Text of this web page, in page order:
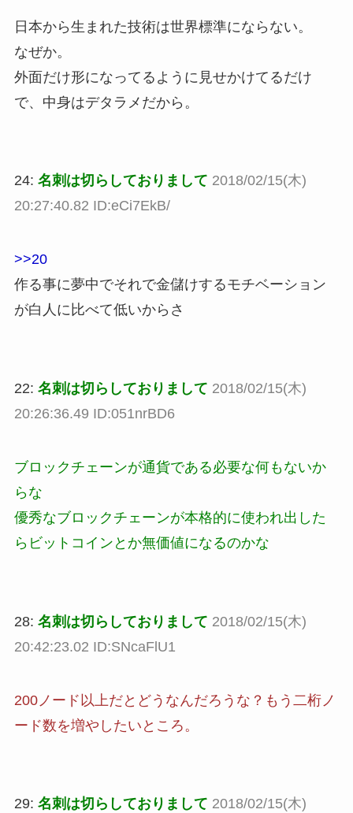
日本から生まれた技術は世界標準にならない。
なぜか。
外面だけ形になってるように見せかけてるだけ
で、中身はデタラメだから。
24: 名刺は切らしておりまして 2018/02/15(木)
20:27:40.82 ID:eCi7EkB/
>>20
作る事に夢中でそれで金儲けするモチベーション
が白人に比べて低いからさ
22: 名刺は切らしておりまして 2018/02/15(木)
20:26:36.49 ID:051nrBD6
ブロックチェーンが通貨である必要な何もないか
らな
優秀なブロックチェーンが本格的に使われ出した
らビットコインとか無価値になるのかな
28: 名刺は切らしておりまして 2018/02/15(木)
20:42:23.02 ID:SNcaFlU1
200ノード以上だとどうなんだろうな？もう二桁ノ
ード数を増やしたいところ。
29: 名刺は切らしておりまして 2018/02/15(木)